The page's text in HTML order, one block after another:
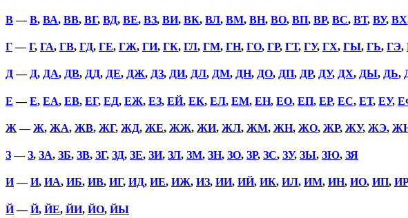
В—В, ВА, ВВ, ВГ, ВД, ВЕ, ВЗ, ВИ, ВК, ВЛ, ВМ, ВН, ВО, ВП, ВР, ВС, ВТ, ВУ, ВХ
Г—Г, ГА, ГВ, ГД, ГЕ, ГЖ, ГИ, ГК, ГЛ, ГМ, ГН, ГО, ГР, ГТ, ГУ, ГХ, ГЫ, ГЬ, ГЭ,
Д— Д, ДА, ДВ, ДД, ДЕ, ДЖ, ДЗ, ДИ, ДЛ, ДМ, ДН, ДО, ДП, ДР, ДУ, ДХ, ДЫ, ДЬ,
Е —Е, ЕА, ЕВ, ЕГ, ЕД, ЕЖ, ЕЗ, ЕЙ, ЕК, ЕЛ, ЕМ, ЕН, ЕО, ЕП, ЕР, ЕС, ЕТ, ЕУ,
Ж —Ж, ЖА, ЖВ, ЖГ, ЖД, ЖЕ, ЖЖ, ЖИ, ЖЛ, ЖМ, ЖН, ЖО, ЖР, ЖУ, ЖЭ,
З—З, ЗА, ЗБ, ЗВ, ЗГ, ЗД, ЗЕ, ЗИ, ЗЛ, ЗМ, ЗН, ЗО, ЗР, ЗС, ЗУ, ЗЫ, ЗЮ, ЗЯ
И—И, ИА, ИБ, ИВ, ИГ, ИД, ИЕ, ИЖ, ИЗ, ИИ, ИЙ, ИК, ИЛ, ИМ, ИН, ИО, ИП, ИР
Й—Й, ЙЕ, ЙИ, ЙО, ЙЫ